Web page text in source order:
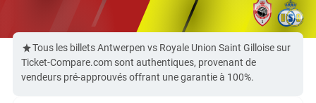
Tous les billets Antwerpen vs Royale Union Saint Gilloise sur
Ticket-Compare.com sont authentiques, provenant de
vendeurs pré-approuvés offrant une garantie à 100%.